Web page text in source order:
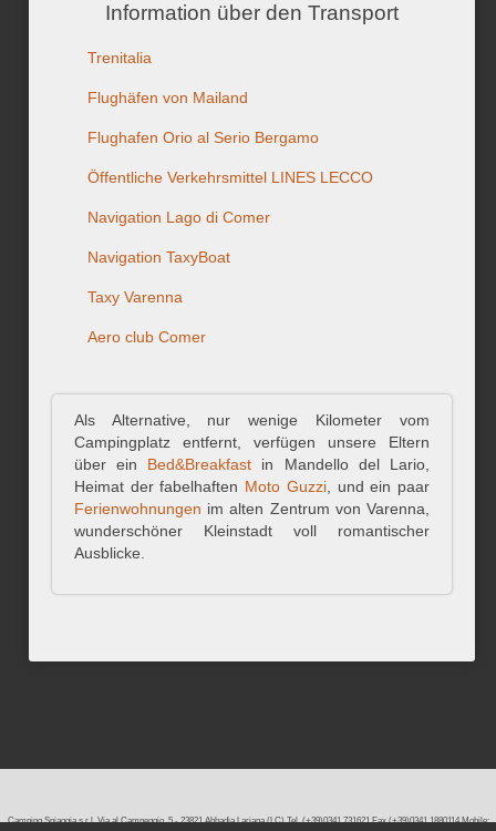
Information über den Transport
Trenitalia
Flughäfen von Mailand
Flughafen Orio al Serio Bergamo
Öffentliche Verkehrsmittel LINES LECCO
Navigation Lago di Comer
Navigation TaxyBoat
Taxy Varenna
Aero club Comer
Als Alternative, nur wenige Kilometer vom
Campingplatz entfernt, verfügen unsere Eltern
über ein
Bed&Breakfast in Mandello del Lario,
Heimat der fabelhaften Moto Guzzi, und ein paar
Ferienwohnungen im alten Zentrum von Varenna,
wunderschöner Kleinstadt voll romantischer
Ausblicke.
Camping Spiaggia s.r.l. Via al Campeggio, 5 - 23821 Abbadia Lariana (LC) Tel. (+39)0341.731621 Fax (+39)0341.1880114 Mobile: